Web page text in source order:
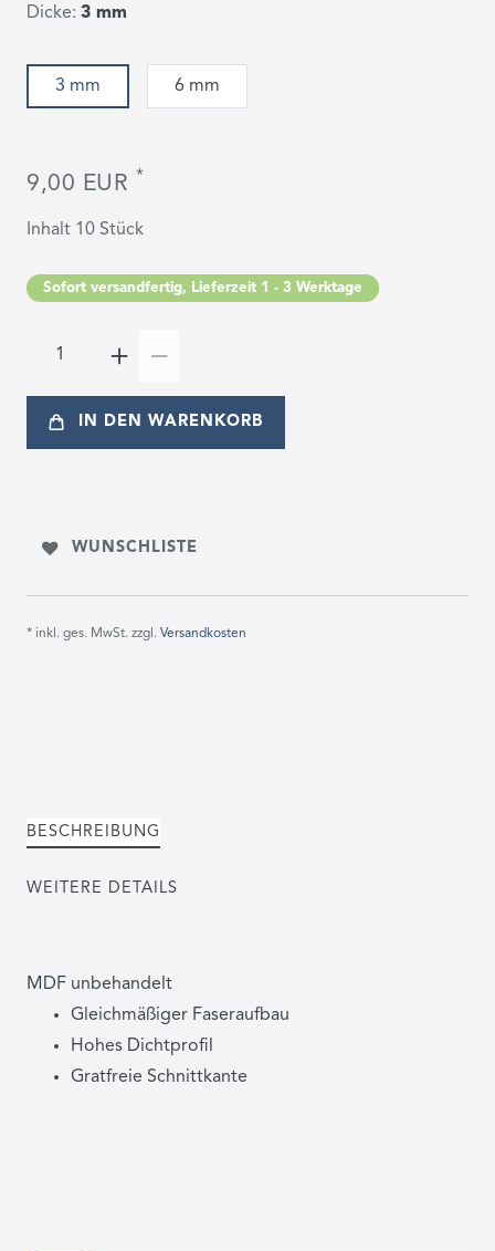
Dicke: 3 mm
3 mm 6 mm
9,00 EUR *
Inhalt 10 Stück
Sofort versandfertig, Lieferzeit 1 - 3 Werktage
IN DEN WARENKORB
WUNSCHLISTE
* inkl. ges. MwSt. zzgl. Versandkosten
BESCHREIBUNG
WEITERE DETAILS
MDF unbehandelt
Gleichmäßiger Faseraufbau
Hohes Dichtprofil
Gratfreie Schnittkante